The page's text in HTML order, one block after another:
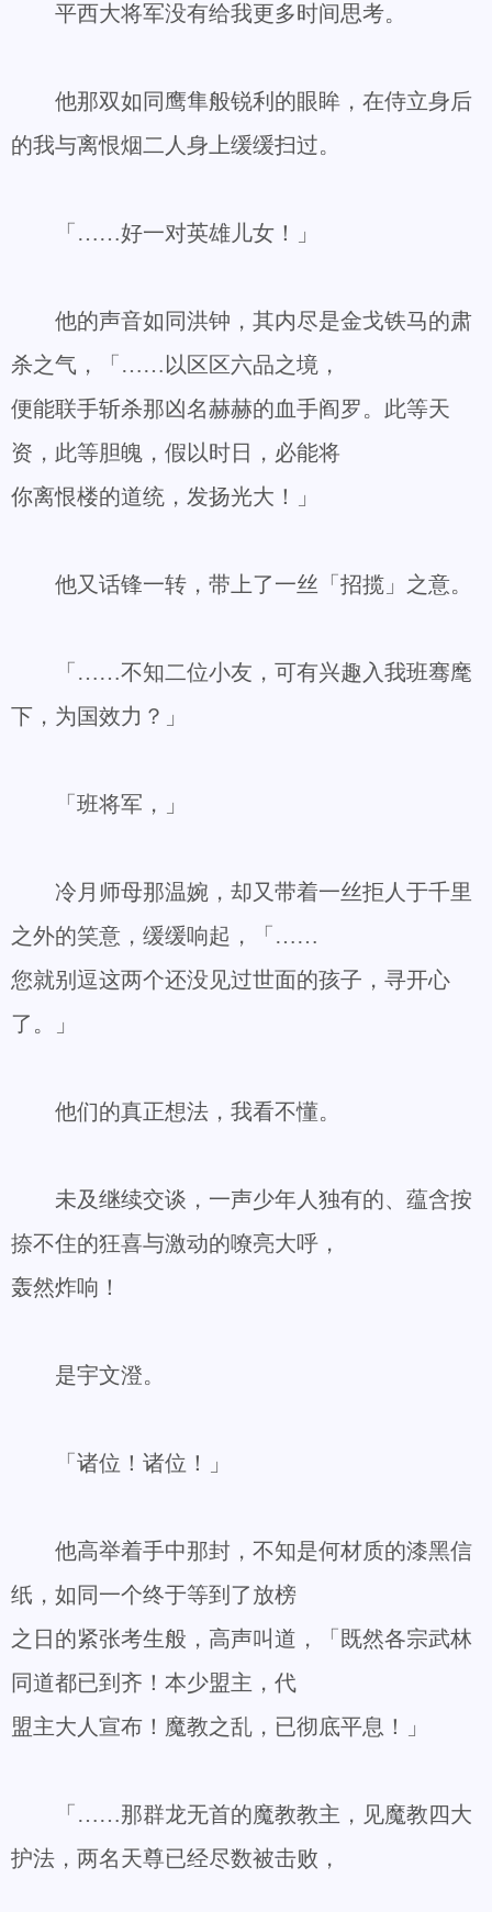
平西大将军没有给我更多时间思考。
他那双如同鹰隼般锐利的眼眸，在侍立身后
的我与离恨烟二人身上缓缓扫过。
「……好一对英雄儿女！」
他的声音如同洪钟，其内尽是金戈铁马的肃
杀之气，「……以区区六品之境，
便能联手斩杀那凶名赫赫的血手阎罗。此等天
资，此等胆魄，假以时日，必能将
你离恨楼的道统，发扬光大！」
他又话锋一转，带上了一丝「招揽」之意。
「……不知二位小友，可有兴趣入我班骞麾
下，为国效力？」
「班将军，」
冷月师母那温婉，却又带着一丝拒人于千里
之外的笑意，缓缓响起，「……
您就别逗这两个还没见过世面的孩子，寻开心
了。」
他们的真正想法，我看不懂。
未及继续交谈，一声少年人独有的、蕴含按
捺不住的狂喜与激动的嘹亮大呼，
轰然炸响！
是宇文澄。
「诸位！诸位！」
他高举着手中那封，不知是何材质的漆黑信
纸，如同一个终于等到了放榜
之日的紧张考生般，高声叫道，「既然各宗武林
同道都已到齐！本少盟主，代
盟主大人宣布！魔教之乱，已彻底平息！」
「……那群龙无首的魔教教主，见魔教四大
护法，两名天尊已经尽数被击败，